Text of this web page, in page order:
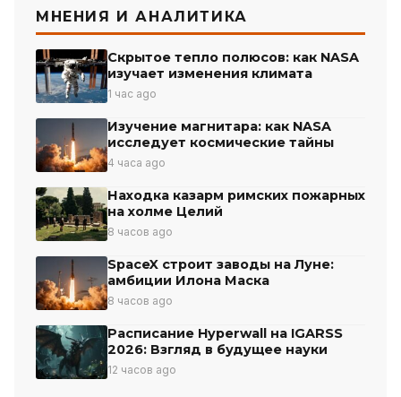
МНЕНИЯ И АНАЛИТИКА
Скрытое тепло полюсов: как NASA
изучает изменения климата
1 час ago
Изучение магнитара: как NASA
исследует космические тайны
4 часа ago
Находка казарм римских пожарных
на холме Целий
8 часов ago
SpaceX строит заводы на Луне:
амбиции Илона Маска
8 часов ago
Расписание Hyperwall на IGARSS
2026: Взгляд в будущее науки
12 часов ago